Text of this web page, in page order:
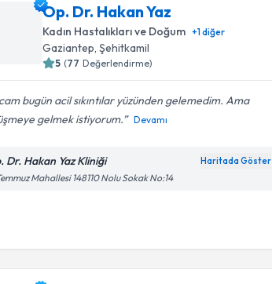
Op. Dr. Hakan Yaz
Kadın Hastalıkları ve Doğum +1diğer
Gaziantep , Şehitkamil
5 (77 Değerlendirme)
bugün acil sıkıntılar yüzünden gelemedim. Ama
gelmek istiyorum.
Devamı
Dr. Hakan Yaz Kliniği Haritada Göster
Mahallesi 148110 Nolu Sokak No:14